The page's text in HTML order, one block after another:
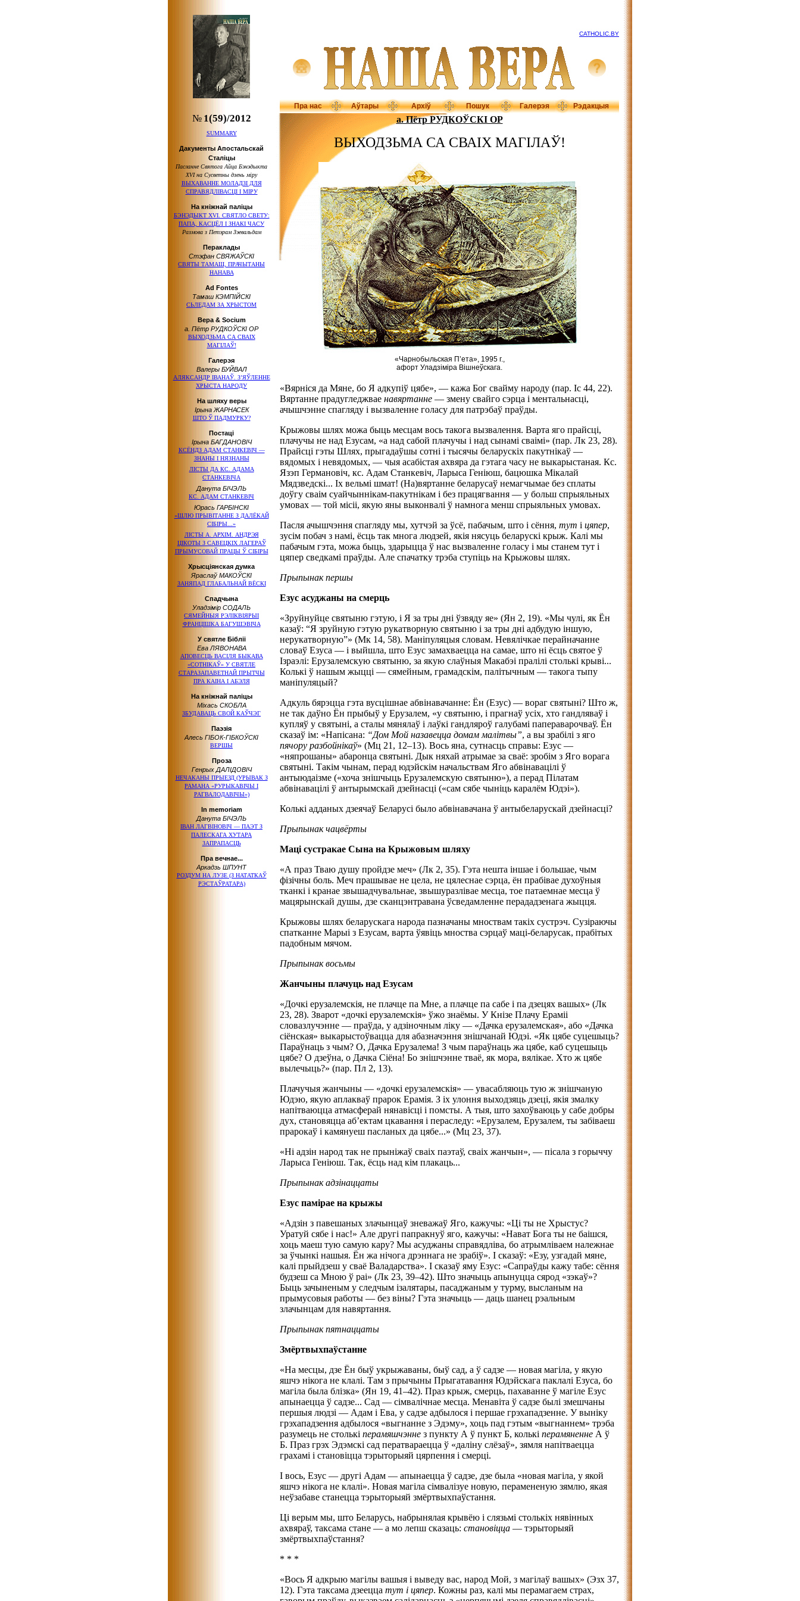
CATHOLIC.BY
Пра нас Аўтары Архіў Пошук Галерэя Рэдакцыя
№ 1(59)/2012
SUMMARY
Дакументы Апостальскай
Сталіцы
Пасланне Святога Айца Бэнэдыкта
XVI на Сусветны дзень міру
ВЫХАВАННЕ МОЛАДЗІ ДЛЯ
СПРАВЯДЛІВАСЦІ І МІРУ
На кніжнай паліцы
БЭНЭДЫКТ XVI. СВЯТЛО СВЕТУ:
ПАПА, КАСЦЁЛ І ЗНАКІ ЧАСУ
Размова з Петэрам Зэевальдам
Пераклады
Стэфан СВЯЖАЎСКІ
СВЯТЫ ТАМАШ, ПРАЧЫТАНЫ
НАНАВА
Ad Fontes
Тамаш КЭМПІЙСКІ
СЬЛЕДАМ ЗА ХРЫСТОМ
Вера & Socium
а. Пётр РУДКОЎСКІ OP
ВЫХОДЗЬМА СА СВАІХ
МАГІЛАЎ!
Галерэя
Валеры БУЙВАЛ
АЛЯКСАНДР ІВАНАЎ. З’ЯЎЛЕННЕ
ХРЫСТА НАРОДУ
На шляху веры
Ірына ЖАРНАСЕК
ШТО Ў ПАДМУРКУ?
Постаці
Ірына БАГДАНОВІЧ
КСЁНДЗ АДАМ СТАНКЕВІЧ —
ЗНАНЫ І НЯЗНАНЫ
ЛІСТЫ ДА КС. АДАМА
СТАНКЕВІЧА
Данута БІЧЭЛЬ
КС. АДАМ СТАНКЕВІЧ
Юрась ГАРБІНСКІ
«ШЛЮ ПРЫВІТАННЕ З ДАЛЁКАЙ
СІБІРЫ...»
ЛІСТЫ А. АРХІМ. АНДРЭЯ
ЦІКОТЫ З САВЕЦКІХ ЛАГЕРАЎ
ПРЫМУСОВАЙ ПРАЦЫ Ў СІБІРЫ
Хрысціянская думка
Яраслаў МАКОЎСКІ
ЗАНЯПАД ГЛАБАЛЬНАЙ ВЁСКІ
Спадчына
Уладзімір СОДАЛЬ
СЯМЕЙНЫЯ РЭЛІКВІЯРЫІ
ФРАНЦІШКА БАГУШЭВІЧА
У святле Бібліі
Ева ЛЯВОНАВА
АПОВЕСЦЬ ВАСІЛЯ БЫКАВА
«СОТНІКАЎ» У СВЯТЛЕ
СТАРАЗАПАВЕТНАЙ ПРЫТЧЫ
ПРА КАІНА І АБЭЛЯ
На кніжнай паліцы
Міхась СКОБЛА
ЗБУДАВАЦЬ СВОЙ КАЎЧЭГ
Паэзія
Алесь ГІБОК-ГІБКОЎСКІ
ВЕРШЫ
Проза
Генрых ДАЛІДОВІЧ
НЕЧАКАНЫ ПРЫЕЗД (УРЫВАК З
РАМАНА «РУРЫКАВІЧЫ І
РАГВАЛОДАВІЧЫ»)
In memoriam
Данута БІЧЭЛЬ
ІВАН ЛАГВІНОВІЧ — ПАЭТ З
ПАЛЕСКАГА ХУТАРА
ЗАПРАПАСЦЬ
Пра вечнае...
Аркадзь ШПУНТ
РОЗДУМ НА ЛУЗЕ (З НАТАТКАЎ
РЭСТАЎРАТАРА)
а. Пётр РУДКОЎСКІ OP
ВЫХОДЗЬМА СА СВАІХ МАГІЛАЎ!
«Чарнобыльская П’ета», 1995 г.,
афорт Уладзіміра Вішнеўскага.
«Вярніся да Мяне, бо Я адкупіў цябе», — кажа Бог свайму народу (пар. Іс 44, 22).
Вяртанне прадугледжвае навяртанне — змену свайго сэрца і ментальнасці,
ачышчэнне спагляду і вызваленне голасу для патрэбаў праўды.
Крыжовы шлях можа быць месцам вось такога вызвалення. Варта яго прайсці,
плачучы не над Езусам, «а над сабой плачучы і над сынамі сваімі» (пар. Лк 23, 28).
Прайсці гэты Шлях, прыгадаўшы сотні і тысячы беларускіх пакутнікаў —
вядомых і невядомых, — чыя асабістая ахвяра да гэтага часу не выкарыстаная. Кс.
Язэп Германовіч, кс. Адам Станкевіч, Ларыса Геніюш, бацюшка Мікалай
Мядзведскі... Іх вельмі шмат! (На)вяртанне беларусаў немагчымае без сплаты
доўгу сваім суайчыннікам-пакутнікам і без працягвання — у больш спрыяльных
умовах — той місіі, якую яны выконвалі ў намнога менш спрыяльных умовах.
Пасля ачышчэння спагляду мы, хутчэй за ўсё, пабачым, што і сёння, тут і цяпер,
зусім побач з намі, ёсць так многа людзей, якія нясуць беларускі крыж. Калі мы
пабачым гэта, можа быць, здарыцца ў нас вызваленне голасу і мы станем тут і
цяпер сведкамі праўды. Але спачатку трэба ступіць на Крыжовы шлях.
Прыпынак першы
Езус асуджаны на смерць
«Зруйнуйце святыню гэтую, і Я за тры дні ўзвяду яе» (Ян 2, 19). «Мы чулі, як Ён
казаў: “Я зруйную гэтую рукатворную святыню і за тры дні адбудую іншую,
нерукатворную”» (Мк 14, 58). Маніпуляцыя словам. Невялічкае перайначанне
словаў Езуса — і выйшла, што Езус замахваецца на самае, што ні ёсць святое ў
Ізраэлі: Ерузалемскую святыню, за якую слаўныя Макабэі пралілі столькі крыві...
Колькі ў нашым жыцці — сямейным, грамадскім, палітычным — такога тыпу
маніпуляцый?
Адкуль бярэцца гэта вусцішнае абвінавачанне: Ён (Езус) — вораг святыні? Што ж,
не так даўно Ён прыбыў у Ерузалем, «у святыню, і прагнаў усіх, хто гандляваў і
купляў у святыні, а сталы мянялаў і лаўкі гандляроў галубамі папераварочваў. Ён
сказаў ім: «Напісана: “Дом Мой назавецца домам малітвы”, а вы зрабілі з яго
пячору разбойнікаў» (Мц 21, 12–13). Вось яна, сутнасць справы: Езус —
«няпрошаны» абаронца святыні. Дык няхай атрымае за сваё: зробім з Яго ворага
святыні. Такім чынам, перад юдэйскім начальствам Яго абвінавацілі ў
антыюдаізме («хоча знішчыць Ерузалемскую святыню»), а перад Пілатам
абвінавацілі ў антырымскай дзейнасці («сам сябе чыніць каралём Юдэі»).
Колькі адданых дзеячаў Беларусі было абвінавачана ў антыбеларускай дзейнасці?
Прыпынак чацвёрты
Маці сустракае Сына на Крыжовым шляху
«А праз Тваю душу пройдзе меч» (Лк 2, 35). Гэта нешта іншае і большае, чым
фізічны боль. Меч прашывае не цела, не цялеснае сэрца, ён прабівае духоўныя
тканкі і кранае звышадчувальнае, звышуразлівае месца, тое патаемнае месца ў
мацярынскай душы, дзе сканцэнтравана ўсведамленне перададзенага жыцця.
Крыжовы шлях беларускага народа пазначаны мноствам такіх сустрэч. Сузіраючы
спатканне Марыі з Езусам, варта ўявіць мноства сэрцаў маці-беларусак, прабітых
падобным мячом.
Прыпынак восьмы
Жанчыны плачуць над Езусам
«Дочкі ерузалемскія, не плачце па Мне, а плачце па сабе і па дзецях вашых» (Лк
23, 28). Зварот «дочкі ерузалемскія» ўжо знаёмы. У Кнізе Плачу Ераміі
словазлучэнне — праўда, у адзіночным ліку — «Дачка ерузалемская», або «Дачка
сіёнская» выкарыстоўвацца для абазначэння знішчанай Юдэі. «Як цябе суцешыць?
Параўнаць з чым? О, Дачка Ерузалема! З чым параўнаць жа цябе, каб суцешыць
цябе? О дзеўна, о Дачка Сіёна! Бо знішчэнне тваё, як мора, вялікае. Хто ж цябе
вылечыць?» (пар. Пл 2, 13).
Плачучыя жанчыны — «дочкі ерузалемскія» — увасабляюць тую ж знішчаную
Юдэю, якую аплакваў прарок Ерамія. З іх улоння выходзяць дзеці, якія змалку
напітваюцца атмасферай нянавісці і помсты. А тыя, што захоўваюць у сабе добры
дух, становяцца аб’ектам цкавання і пераследу: «Ерузалем, Ерузалем, ты забіваеш
прарокаў і камянуеш пасланых да цябе...» (Мц 23, 37).
«Ні адзін народ так не прыніжаў сваіх паэтаў, сваіх жанчын», — пісала з горыччу
Ларыса Геніюш. Так, ёсць над кім плакаць...
Прыпынак адзінаццаты
Езус памірае на крыжы
«Адзін з павешаных злачынцаў зневажаў Яго, кажучы: «Ці ты не Хрыстус?
Уратуй сябе і нас!» Але другі папракнуў яго, кажучы: «Нават Бога ты не баішся,
хоць маеш тую самую кару? Мы асуджаны справядліва, бо атрымліваем належнае
за ўчынкі нашыя. Ён жа нічога дрэннага не зрабіў». І сказаў: «Езу, узгадай мяне,
калі прыйдзеш у сваё Валадарства». І сказаў яму Езус: «Сапраўды кажу табе: сёння
будзеш са Мною ў раі» (Лк 23, 39–42). Што значыць апынуцца сярод «зэкаў»?
Быць зачыненым у следчым ізалятары, пасаджаным у турму, высланым на
прымусовыя работы — без віны? Гэта значыць — даць шанец рэальным
злачынцам для навяртання.
Прыпынак пятнаццаты
Змёртвыхпаўстанне
«На месцы, дзе Ён быў укрыжаваны, быў сад, а ў садзе — новая магіла, у якую
яшчэ нікога не клалі. Там з прычыны Прыгатавання Юдэйскага паклалі Езуса, бо
магіла была блізка» (Ян 19, 41–42). Праз крыж, смерць, пахаванне ў магіле Езус
апынаецца ў садзе... Сад — сімвалічнае месца. Менавіта ў садзе былі змешчаны
першыя людзі — Адам і Ева, у садзе адбылося і першае грэхападзенне. У выніку
грэхападзення адбылося «выгнанне з Эдэму», хоць пад гэтым «выгнаннем» трэба
разумець не столькі перамяшчэнне з пункту А ў пункт Б, колькі перамяненне А ў
Б. Праз грэх Эдэмскі сад ператвараецца ў «даліну слёзаў», зямля напітваецца
грахамі і становіцца тэрыторыяй цярпення і смерці.
І вось, Езус — другі Адам — апынаецца ў садзе, дзе была «новая магіла, у якой
яшчэ нікога не клалі». Новая магіла сімвалізуе новую, перамененую зямлю, якая
неўзабаве станецца тэрыторыяй змёртвыхпаўстання.
Ці верым мы, што Беларусь, набрынялая крывёю і слязьмі столькіх нявінных
ахвяраў, таксама стане — а мо лепш сказаць: становіцца — тэрыторыяй
змёртвыхпаўстання?
* * *
«Вось Я адкрыю магілы вашыя і выведу вас, народ Мой, з магілаў вашых» (Эзх 37,
12). Гэта таксама дзеецца тут і цяпер. Кожны раз, калі мы перамагаем страх,